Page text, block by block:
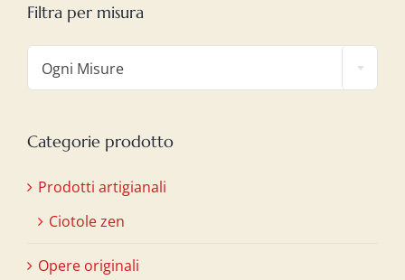
Filtra per misura
Ogni Misure
Categorie prodotto
Prodotti artigianali
Ciotole zen
Opere originali